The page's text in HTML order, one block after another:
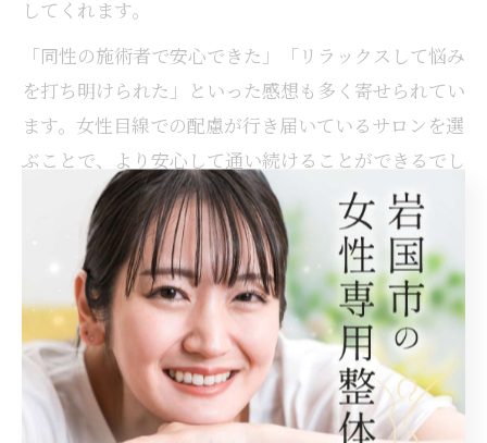
してくれます。
「同性の施術者で安心できた」「リラックスして悩み
を打ち明けられた」といった感想も多く寄せられてい
ます。女性目線での配慮が行き届いているサロンを選
ぶことで、より安心して通い続けることができるでし
整体で心身ともにリラックスする工夫
肩こりの根本ケアには、身体だけでなく心のリラック
スも重要です。岩国市の整体サロンでは、完全個室や
落ち着いた雰囲気づくり、アロマの香りなど、リラッ
クスできる空間づくりにこだわっています。プライベ